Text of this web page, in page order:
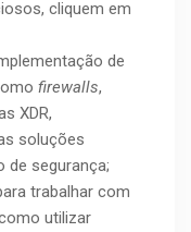
cliquem em
de
firewalls,
XDR,
soluções
de segurança;
trabalhar com
utilizar